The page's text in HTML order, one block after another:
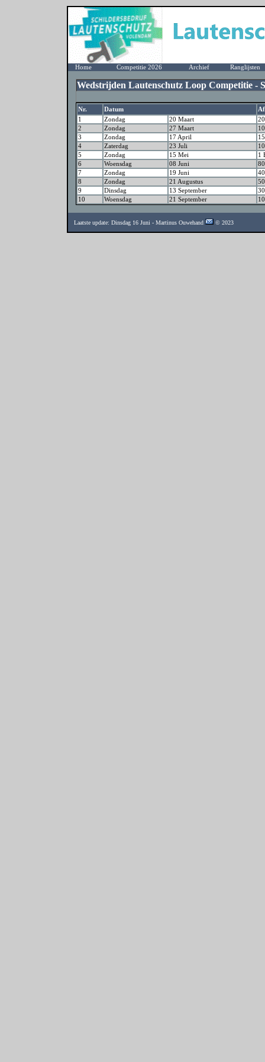
Home Competitie 2026 Archief Ranglijsten
Wedstrijden Lautenschutz Loop Competitie -
Nr. Datum
1
Zondag 20 Maart
2
Zondag 27 Maart
3
Zondag 17 April
4
Zaterdag 23 Juli
5
Zondag 15 Mei
1
6
Woensdag 08 Juni
7
Zondag 19 Juni
8
Zondag 21 Augustus
9
Dinsdag 13 September
10
Woensdag 21 September
Laatste update: Dinsdag 16 Juni - Martinus Ouwehand © 2023